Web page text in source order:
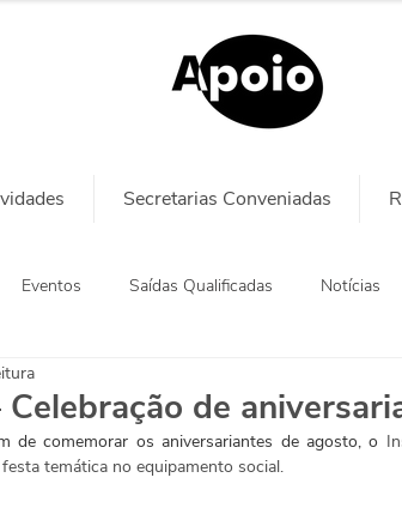
Secretarias Conveniadas
Eventos Saídas Qualificadas Notícias
de
de comemorar os aniversariantes de agosto, o
temática no equipamento social.